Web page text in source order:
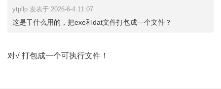
ytpllp 发表于 2026-6-4 11:07
这是干什么用的，把exe和dat文件打包成一个文件？
对√ 打包成一个可执行文件！